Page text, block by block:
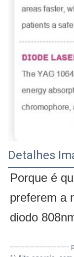
Detalhes
Porque é
preferem a
diodo
------------------------